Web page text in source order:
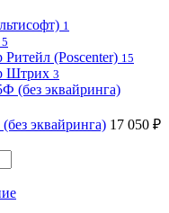
1
5
(Poscenter) 15
Штрих 3
эквайринга) 17 050 ₽